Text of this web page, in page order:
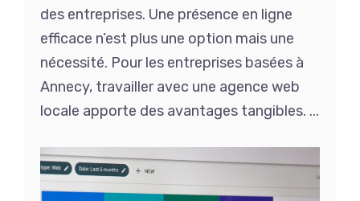
des entreprises. Une présence en ligne
efficace n’est plus une option mais une
nécessité. Pour les entreprises basées à
Annecy, travailler avec une agence web
locale apporte des avantages tangibles. ...